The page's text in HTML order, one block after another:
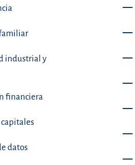
industrial y
financiera
capitales
datos